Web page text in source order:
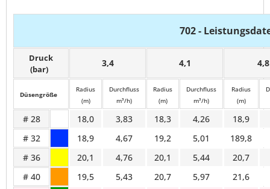
702 -
Druck
(bar)
3,4 4,1 4,8
Düsengröße
Radius
(m)
Durchfluss
m³/h)
Radius
(m)
Durchfluss
m³/h)
Radius
(m)
# 28 18,0 3,83 18,3 4,26
18,9
# 32
18,9 4,67 19,2 5,01
189,8
# 36
20,1 4,76 20,1 5,44
20,7
# 40
19,5 5,43 20,7 5,97
21,6